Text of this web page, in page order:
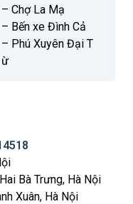
– Chợ La Mạ
– Bến xe Đình Cả
– Phú Xuyên Đại T
ừ
Bà Trưng, Hà Nội
Xuân, Hà Nội